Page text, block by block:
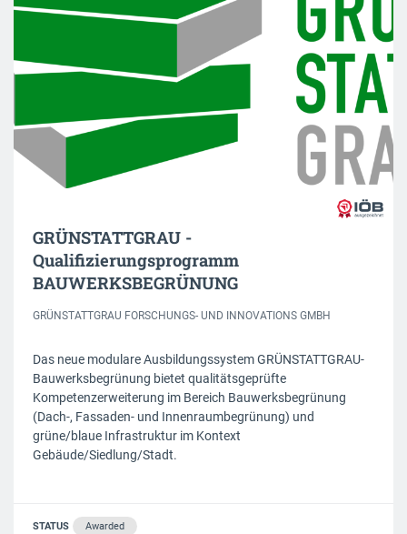
GRÜNSTATTGRAU -
Qualifizierungsprogramm
BAUWERKSBEGRÜNUNG
GRÜNSTATTGRAU FORSCHUNGS- UND INNOVATIONS GMBH
Das neue modulare Ausbildungssystem GRÜNSTATTGRAU-
Bauwerksbegrünung bietet qualitätsgeprüfte
Kompetenzerweiterung im Bereich Bauwerksbegrünung
(Dach-, Fassaden- und Innenraumbegrünung) und
grüne/blaue Infrastruktur im Kontext
Gebäude/Siedlung/Stadt.
STATUS Awarded